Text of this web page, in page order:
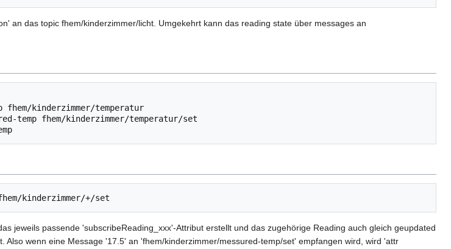
an das topic fhem/kinderzimmer/licht. Umgekehrt kann das reading state über messages an
kinderzimmer/temperatur
temp fhem/kinderzimmer/temperatur/set
jeweils passende 'subscribeReading_xxx'-Attribut erstellt und das zugehörige Reading auch gleich geupdated
Also wenn eine Message '17.5' an 'fhem/kinderzimmer/messured-temp/set' empfangen wird, wird 'attr